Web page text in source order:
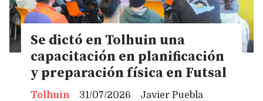
Se dictó en Tolhuin una
capacitación en planificación
y preparación física en Futsal
Javier Puebla
Tolhuin
31/07/2026